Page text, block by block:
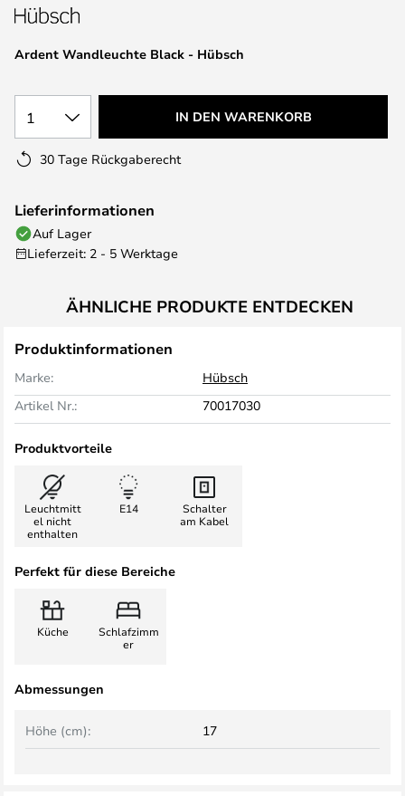
Ardent Wandleuchte Black - Hübsch
1 IN DEN WARENKORB
30 Tage Rückgaberecht
Lieferinformationen
Auf Lager
Lieferzeit: 2 - 5 Werktage
ÄHNLICHE PRODUKTE ENTDECKEN
Produktinformationen
Marke:
Hübsch
Artikel Nr.:
70017030
Produktvorteile
Leuchtmitt
el nicht
enthalten
E14
Schalter
am Kabel
Perfekt für diese Bereiche
Küche
Schlafzimm
er
Abmessungen
Höhe (cm): 17